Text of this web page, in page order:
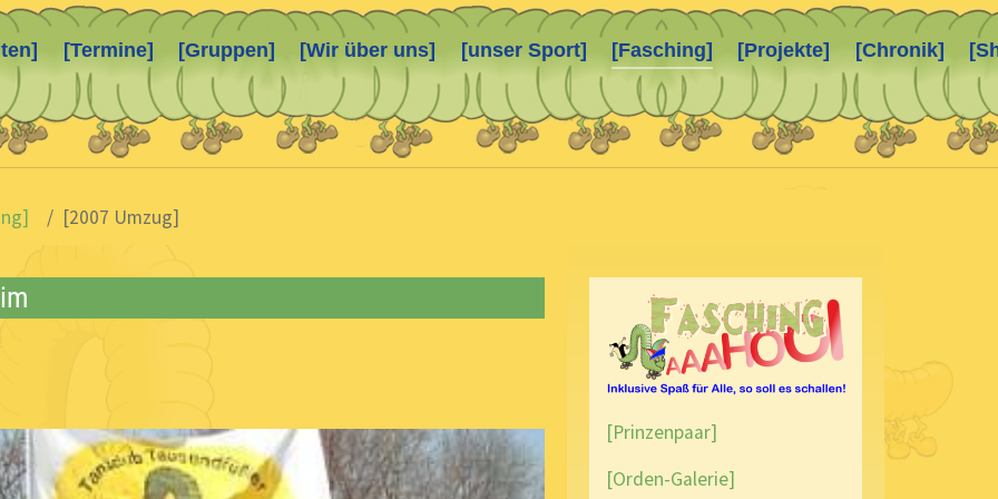
[Termine] [Gruppen] [Wir über uns] [unser Sport] [Fasching] [Projekte] [Chronik]
[2007 Umzug]
[Prinzenpaar]
[Orden-Galerie]